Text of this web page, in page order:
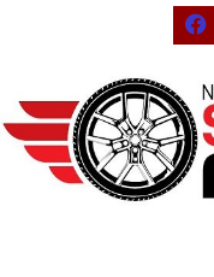
Telf. 91